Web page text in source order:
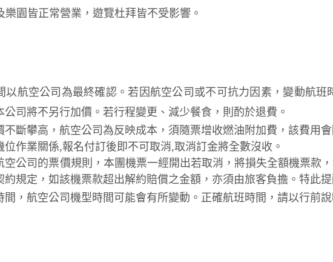
樂園皆正常營業，遊覽杜拜皆不受影響 。
以航空公司為最終確認。若因航空公司或不可抗力因素，變動航班
公司將不另行加價。若行程變更、減少餐食，則酌於退費。
不斷攀高，航空公司為反映成本，須隨票增收燃油附加費，該費用
位作業關係,報名付訂後即不可取消,取消訂金將全數沒收。
空公司的票價規則，本團機票一經開出若取消，將損失全額機票款
約規定，如該機票款超出解約賠償之金額，亦須由旅客負擔。特此
間，航空公司機型時間可能會有所變動。正確航班時間，請以行前說